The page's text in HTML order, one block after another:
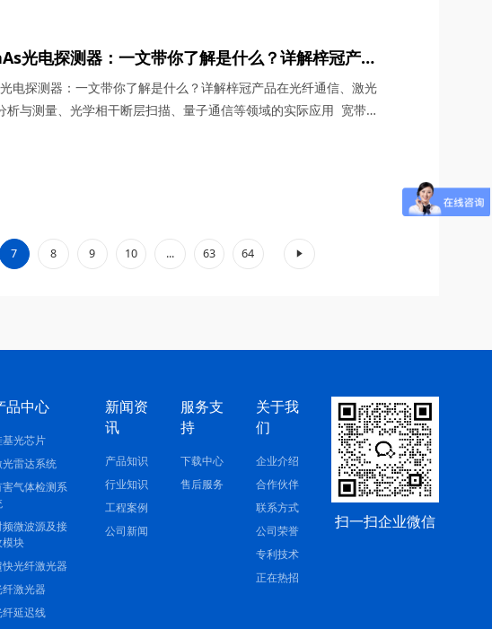
定...
光电探测器：一文带你了解是什么？详解梓冠产品
、激光雷达、光谱分析与测量、光学相干断层扫描、
领域的实际应用
电探测器：一文带你了解是什么？详解梓冠产品在光纤通信、激光
析与测量、光学相干断层扫描、量子通信等领域的实际应用 宽带
测器，在5G/6G通信、自动驾驶激光雷达、量子计算等前沿领域，
声、高带宽、宽波长覆盖等特性，成为光纤通信、激光雷达、光谱分
7 8 9 10 ... 63 64»
品中心
基光芯片
光雷达系统
害气体检测系
频微波源及接
模块
快光纤激光器
纤激光器
纤延迟线
新闻资
讯
产品知识
行业知识
工程案例
公司新闻
服务支
持
下载中心
售后服务
关于我
们
企业介绍
合作伙伴
联系方式
公司荣誉
专利技术
正在热招
扫一扫企业微信